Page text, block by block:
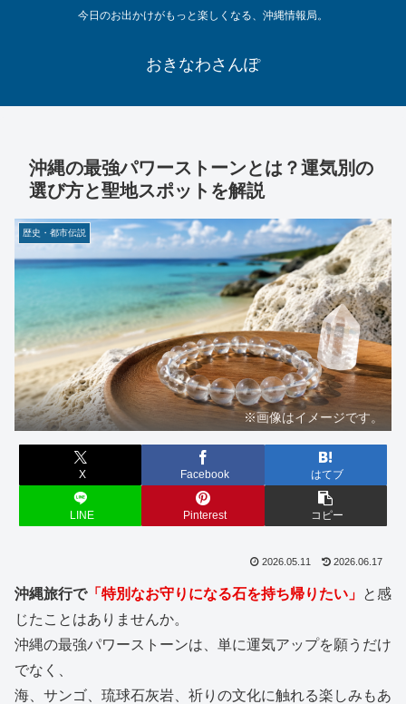
今日のお出かけがもっと楽しくなる、沖縄情報局。
おきなわさんぽ
沖縄の最強パワーストーンとは？運気別の
選び方と聖地スポットを解説
歴史・都市伝説
※画像はイメージです。
X Facebook はてブ
LINE Pinterest コピー
2026.05.11 2026.06.17
沖縄旅行で「特別なお守りになる石を持ち帰りたい」 と感
じたことはありませんか。
沖縄の最強パワーストーンは、単に運気アップを願うだけ
でなく、
海、サンゴ、琉球石灰岩、祈りの文化に触れる楽しみもあ